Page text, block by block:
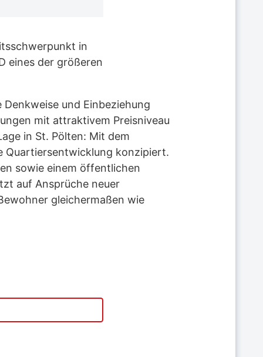
in
eines der größeren
und Einbeziehung
mit attraktivem Preisniveau
in St. Pölten: Mit dem
Quartiersentwicklung konzipiert.
sowie einem öffentlichen
auf Ansprüche neuer
gleichermaßen wie